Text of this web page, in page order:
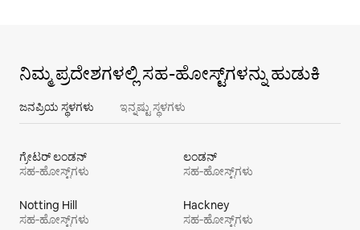
ನಿಮ್ಮ ಪ್ರದೇಶಗಳಲ್ಲಿ ಸಹ-ಹೋಸ್ಟ್‌ಗಳನ್ನು ಹುಡುಕಿ
ಜನಪ್ರಿಯ ಸ್ಥಳಗಳು ಇನ್ನಷ್ಟು ಸ್ಥಳಗಳು
ಗ್ರೇಟರ್ ಲಂಡನ್
ಸಹ‑ಹೋಸ್ಟ್‌ಗಳು
ಲಂಡನ್
ಸಹ‑ಹೋಸ್ಟ್‌ಗಳು
Notting Hill
ಸಹ‑ಹೋಸ್ಟ್‌ಗಳು
Hackney
ಸಹ‑ಹೋಸ್ಟ್‌ಗಳು